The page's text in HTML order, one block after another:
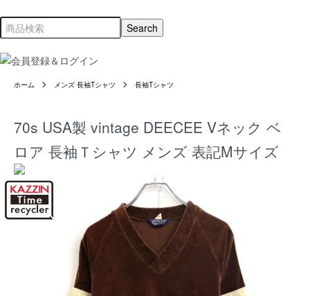
ホーム メンズ 長袖Tシャツ 長袖Tシャツ
70s USA製 vintage DEECEE Vネック ベ
ロア 長袖Ｔシャツ メンズ 表記Mサイズ